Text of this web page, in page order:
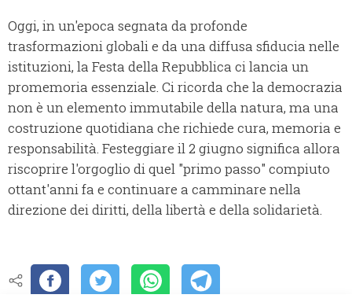
Oggi, in un'epoca segnata da profonde
trasformazioni globali e da una diffusa sfiducia nelle
istituzioni, la Festa della Repubblica ci lancia un
promemoria essenziale. Ci ricorda che la democrazia
non è un elemento immutabile della natura, ma una
costruzione quotidiana che richiede cura, memoria e
responsabilità. Festeggiare il 2 giugno significa allora
riscoprire l'orgoglio di quel "primo passo" compiuto
ottant'anni fa e continuare a camminare nella
direzione dei diritti, della libertà e della solidarietà.